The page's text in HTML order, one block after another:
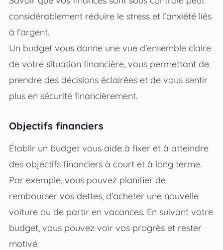
considérablement réduire le stress et l’anxiété liés
à l’argent.
Un budget vous donne une vue d’ensemble claire
de votre situation financière, vous permettant de
prendre des décisions éclairées et de vous sentir
plus en sécurité financièrement.
Objectifs financiers
Établir un budget vous aide à fixer et à atteindre
des objectifs financiers à court et à long terme.
Par exemple, vous pouvez planifier de
rembourser vos dettes, d’acheter une nouvelle
voiture ou de partir en vacances. En suivant votre
budget, vous pouvez voir vos progrès et rester
motivé.